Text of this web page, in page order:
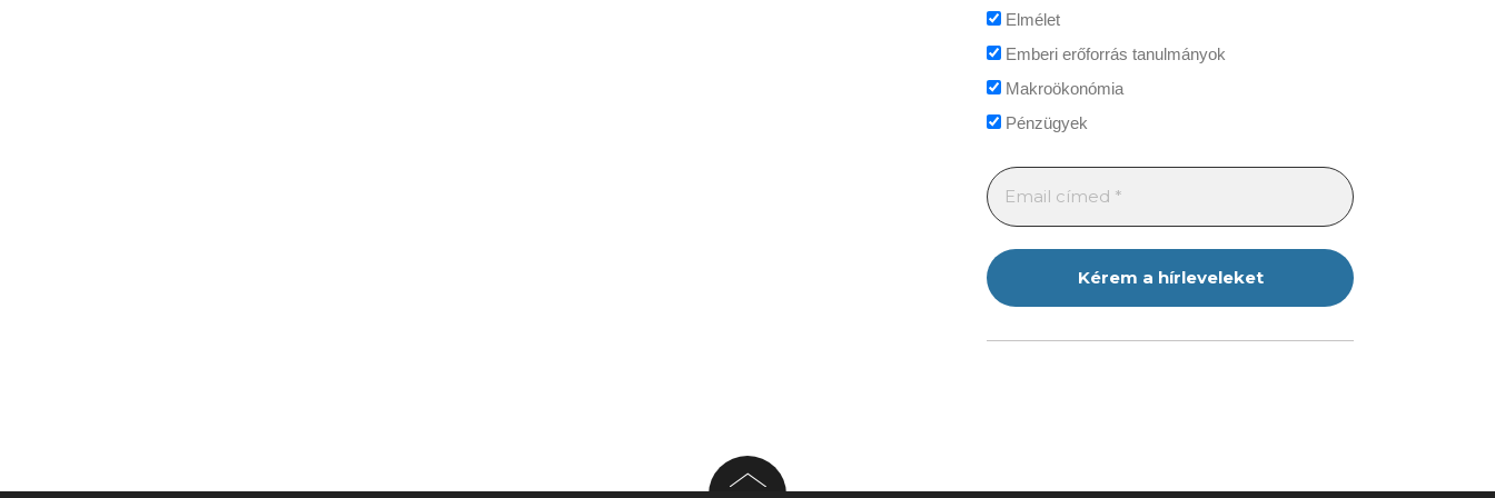
Elmélet
Emberi erőforrás tanulmányok
Makroökonómia
Pénzügyek